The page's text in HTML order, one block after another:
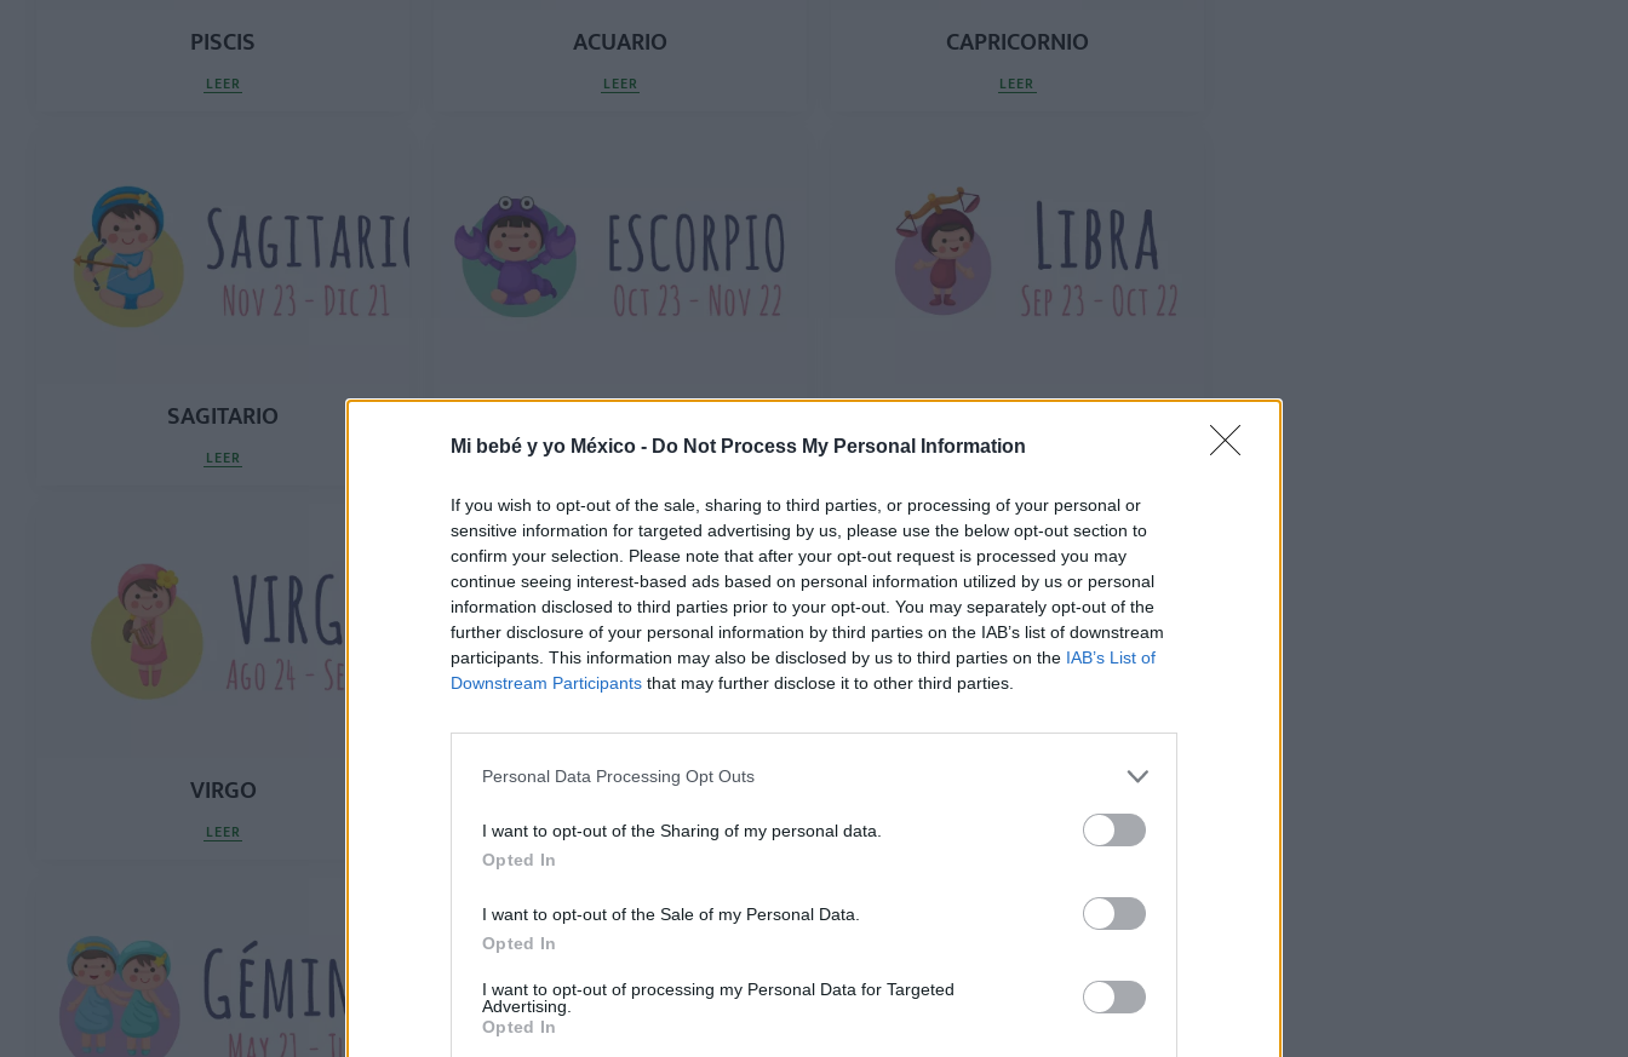
Mi bebé y yo México - Do Not Process My Personal Information
If you wish to opt-out of the sale, sharing to third parties, or processing of your personal or
sensitive information for targeted advertising by us, please use the below opt-out section to
confirm your selection. Please note that after your opt-out request is processed you may
continue seeing interest-based ads based on personal information utilized by us or personal
information disclosed to third parties prior to your opt-out. You may separately opt-out of the
further disclosure of your personal information by third parties on the IAB’s list of downstream
participants. This information may also be disclosed by us to third parties on the IAB’s List of
Downstream Participants that may further disclose it to other third parties.
Personal Data Processing Opt Outs
I want to opt-out of the Sharing of my personal data.
Opted In
I want to opt-out of the Sale of my Personal Data.
Opted In
I want to opt-out of processing my Personal Data for Targeted
Advertising.
Opted In
PISCIS
LEER
ACUARIO
LEER
CAPRICORNIO
LEER
SAGITARIO
LEER LEER LEER
VIRGO
LEER
LEO
LEER